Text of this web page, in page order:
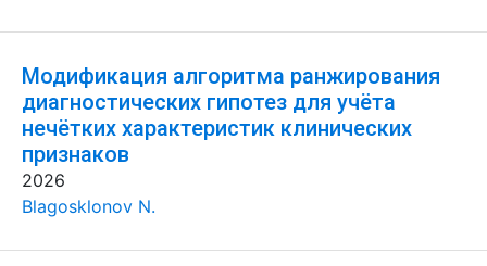
Модификация алгоритма ранжирования
диагностических гипотез для учёта
нечётких характеристик клинических
признаков
2026
Blagosklonov N.